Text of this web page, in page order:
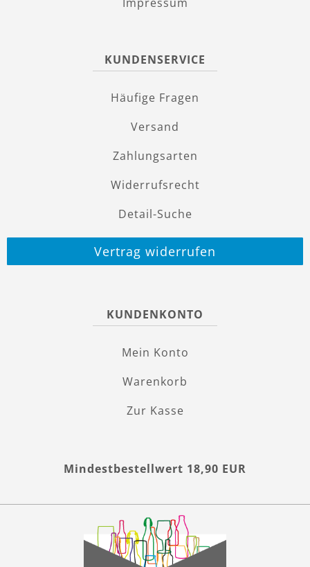
KUNDENSERVICE
Häufige Fragen
Versand
Zahlungsarten
Widerrufsrecht
Detail-Suche
Vertrag widerrufen
KUNDENKONTO
Mein Konto
Warenkorb
Zur Kasse
Mindestbestellwert 18,90 EUR